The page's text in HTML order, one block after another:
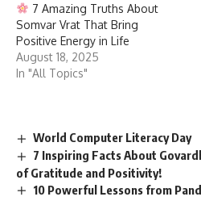
7 Amazing Truths About
Somvar Vrat That Bring
Positive Energy in Life
August 18, 2025
In "All Topics"
World Computer Literacy Day
7 Inspiring Facts About
of Gratitude and Positivity!
10 Powerful Lessons from